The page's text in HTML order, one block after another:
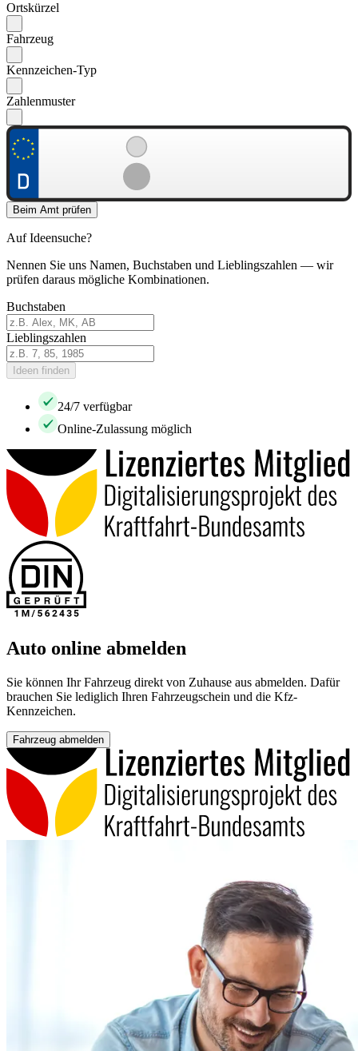
Ortskürzel
Fahrzeug
Kennzeichen-Typ
Zahlenmuster
Beim Amt prüfen
Auf Ideensuche?
Nennen Sie uns Namen, Buchstaben und Lieblingszahlen — wir
prüfen daraus mögliche Kombinationen.
Buchstaben
Lieblingszahlen
Ideen finden
24/7 verfügbar
Online-Zulassung möglich
Auto online abmelden
Sie können Ihr Fahrzeug direkt von Zuhause aus abmelden. Dafür
brauchen Sie lediglich Ihren Fahrzeugschein und die Kfz-
Kennzeichen.
Fahrzeug abmelden